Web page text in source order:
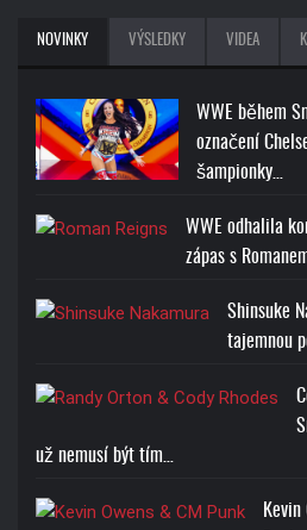
NOVINKY VÝSLEDKY VIDEA
WWE během
označení
šampionky…
WWE odhalila
zápas s
Shinsuke
tajemnou
už nemusí být tím…
Kevin